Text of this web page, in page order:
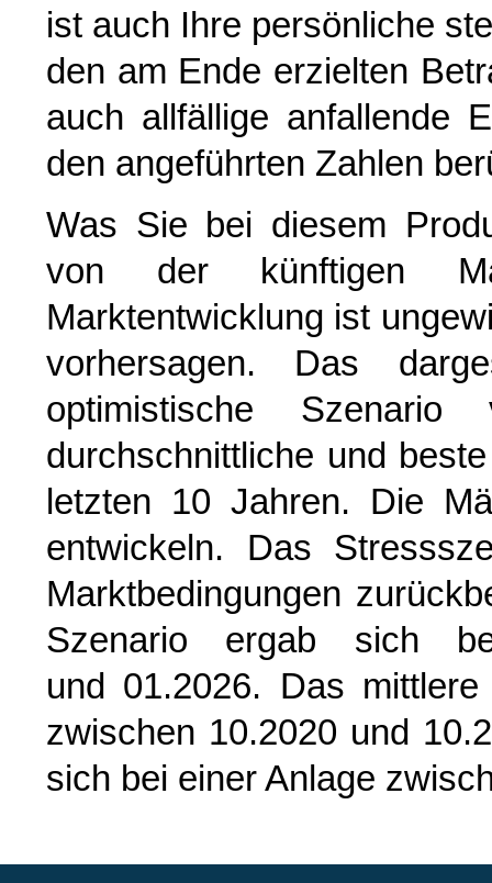
ist auch Ihre persönliche
den am Ende erzielten
auch allfällige anfallende
den angeführten Zahlen
Was Sie bei diesem
von der künftigen
Marktentwicklung ist
vorhersagen. Das
optimistische Szenario
durchschnittliche und
letzten 10 Jahren. Die
entwickeln. Das
Marktbedingungen
Szenario ergab sich
und 01.2026. Das
zwischen 10.2020 und
sich bei einer Anlage